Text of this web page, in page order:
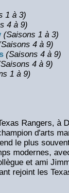
1 à 3)
4 à 9)
(Saisons 1 à 3)
4 à 9)
(Saisons 4 à 9)
4 à 9)
1 à 9)
Rangers, à
d'arts
le plus
modernes,
et ami
rejoint les